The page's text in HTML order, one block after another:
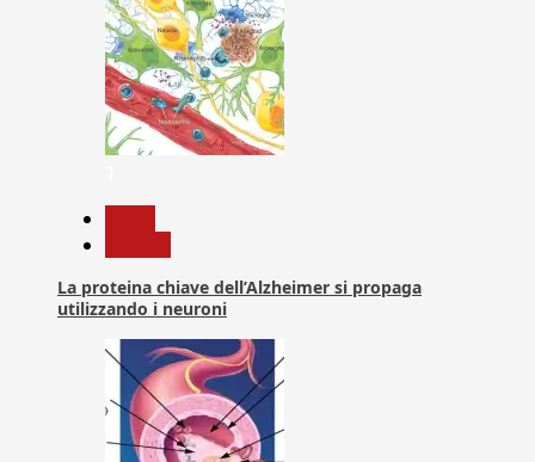
La proteina chiave dell’Alzheimer si propaga
utilizzando i neuroni